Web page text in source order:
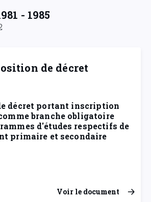
- 1985
de décret
décret portant inscription
branche obligatoire
d'études respectifs de
primaire et secondaire
Voir le document